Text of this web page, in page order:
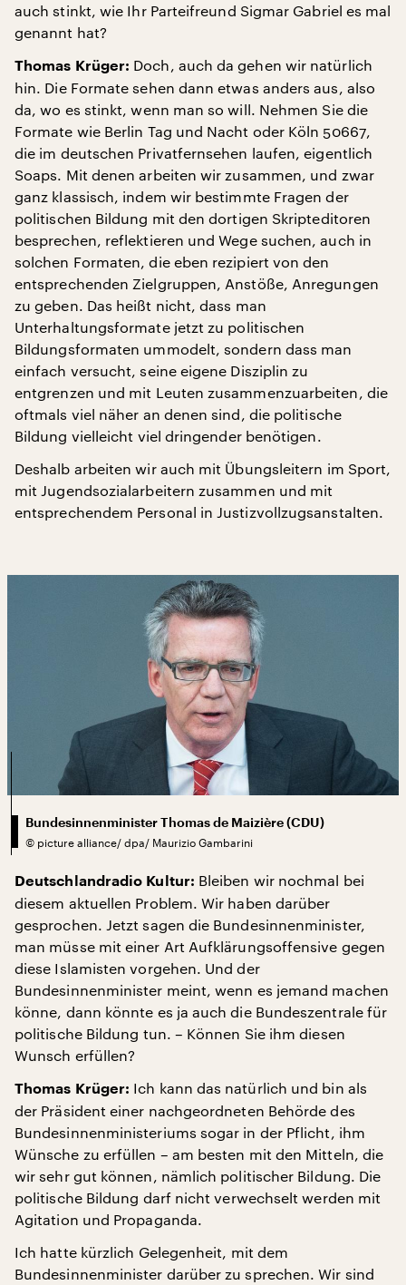
auch stinkt, wie Ihr Parteifreund Sigmar Gabriel es mal
genannt hat?
Thomas Krüger: Doch, auch da gehen wir natürlich
hin. Die Formate sehen dann etwas anders aus, also
da, wo es stinkt, wenn man so will. Nehmen Sie die
Formate wie Berlin Tag und Nacht oder Köln 50667,
die im deutschen Privatfernsehen laufen, eigentlich
Soaps. Mit denen arbeiten wir zusammen, und zwar
ganz klassisch, indem wir bestimmte Fragen der
politischen Bildung mit den dortigen Skripteditoren
besprechen, reflektieren und Wege suchen, auch in
solchen Formaten, die eben rezipiert von den
entsprechenden Zielgruppen, Anstöße, Anregungen
zu geben. Das heißt nicht, dass man
Unterhaltungsformate jetzt zu politischen
Bildungsformaten ummodelt, sondern dass man
einfach versucht, seine eigene Disziplin zu
entgrenzen und mit Leuten zusammenzuarbeiten, die
oftmals viel näher an denen sind, die politische
Bildung vielleicht viel dringender benötigen.
Deshalb arbeiten wir auch mit Übungsleitern im Sport,
mit Jugendsozialarbeitern zusammen und mit
entsprechendem Personal in Justizvollzugsanstalten.
Bundesinnenminister Thomas de Maizière (CDU)
© picture alliance/ dpa/ Maurizio Gambarini
Deutschlandradio Kultur: Bleiben wir nochmal bei
diesem aktuellen Problem. Wir haben darüber
gesprochen. Jetzt sagen die Bundesinnenminister,
man müsse mit einer Art Aufklärungsoffensive gegen
diese Islamisten vorgehen. Und der
Bundesinnenminister meint, wenn es jemand machen
könne, dann könnte es ja auch die Bundeszentrale für
politische Bildung tun. – Können Sie ihm diesen
Wunsch erfüllen?
Thomas Krüger: Ich kann das natürlich und bin als
der Präsident einer nachgeordneten Behörde des
Bundesinnenministeriums sogar in der Pflicht, ihm
Wünsche zu erfüllen – am besten mit den Mitteln, die
wir sehr gut können, nämlich politischer Bildung. Die
politische Bildung darf nicht verwechselt werden mit
Agitation und Propaganda.
Ich hatte kürzlich Gelegenheit, mit dem
Bundesinnenminister darüber zu sprechen. Wir sind